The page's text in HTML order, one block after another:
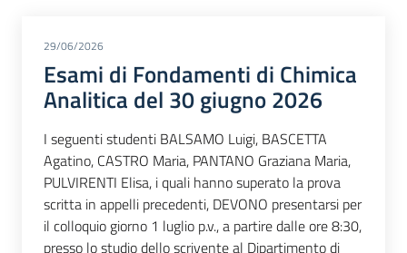
29/06/2026
Esami di Fondamenti di Chimica
Analitica del 30 giugno 2026
I seguenti studenti BALSAMO Luigi, BASCETTA
Agatino, CASTRO Maria, PANTANO Graziana Maria,
PULVIRENTI Elisa, i quali hanno superato la prova
scritta in appelli precedenti, DEVONO presentarsi per
il colloquio giorno 1 luglio p.v., a partire dalle ore 8:30,
presso lo studio dello scrivente al Dipartimento di